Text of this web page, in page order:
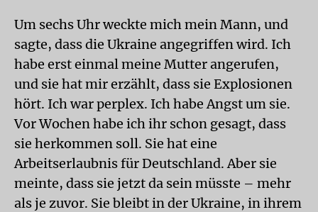
Um sechs Uhr weckte mich mein Mann, und
sagte, dass die Ukraine angegriffen wird. Ich
habe erst einmal meine Mutter angerufen,
und sie hat mir erzählt, dass sie Explosionen
hört. Ich war perplex. Ich habe Angst um sie.
Vor Wochen habe ich ihr schon gesagt, dass
sie herkommen soll. Sie hat eine
Arbeitserlaubnis für Deutschland. Aber sie
meinte, dass sie jetzt da sein müsste – mehr
als je zuvor. Sie bleibt in der Ukraine, in ihrem